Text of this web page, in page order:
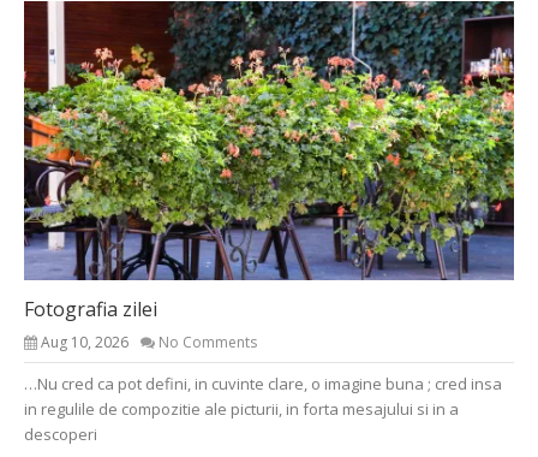
Fotografia zilei
Aug 10, 2026 No Comments
…Nu cred ca pot defini, in cuvinte clare, o imagine buna ; cred insa
in regulile de compozitie ale picturii, in forta mesajului si in a
descoperi